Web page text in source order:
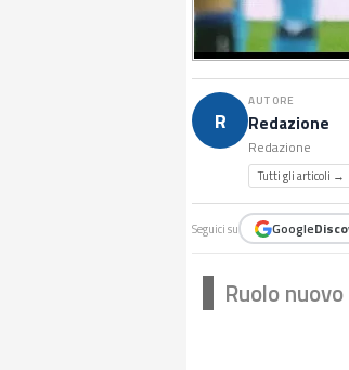
R
AUTORE
Redazione
Redazione
Tutti gli articoli →
Seguici su Google
Ruolo